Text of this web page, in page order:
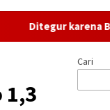
Berisik, Pria di
1,3
Cari